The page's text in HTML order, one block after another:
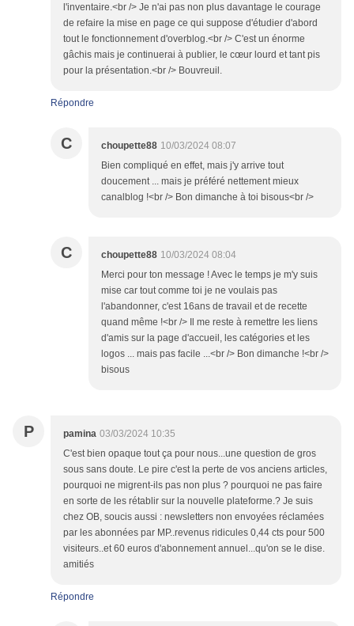
l'inventaire.<br /> Je n'ai pas non plus davantage le courage
de refaire la mise en page ce qui suppose d'étudier d'abord
tout le fonctionnement d'overblog.<br /> C'est un énorme
gâchis mais je continuerai à publier, le cœur lourd et tant pis
pour la présentation.<br /> Bouvreuil.
Répondre
C choupette88 10/03/2024 08:07
Bien compliqué en effet, mais j'y arrive tout
doucement ... mais je préféré nettement mieux
canalblog !<br /> Bon dimanche à toi bisous<br />
C choupette88 10/03/2024 08:04
Merci pour ton message ! Avec le temps je m'y suis
mise car tout comme toi je ne voulais pas
l'abandonner, c'est 16ans de travail et de recette
quand même !<br /> Il me reste à remettre les liens
d'amis sur la page d'accueil, les catégories et les
logos ... mais pas facile ...<br /> Bon dimanche !<br />
bisous
P pamina 03/03/2024 10:35
C'est bien opaque tout ça pour nous...une question de gros
sous sans doute. Le pire c'est la perte de vos anciens articles,
pourquoi ne migrent-ils pas non plus ? pourquoi ne pas faire
en sorte de les rétablir sur la nouvelle plateforme.? Je suis
chez OB, soucis aussi : newsletters non envoyées réclamées
par les abonnées par MP..revenus ridicules 0,44 cts pour 500
visiteurs..et 60 euros d'abonnement annuel...qu'on se le dise.
amitiés
Répondre